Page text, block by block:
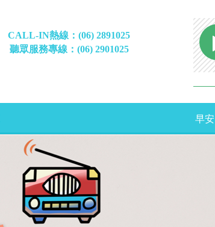
CALL-IN熱線：(06) 2891025
聽眾服務專線：(06) 2901025
早安